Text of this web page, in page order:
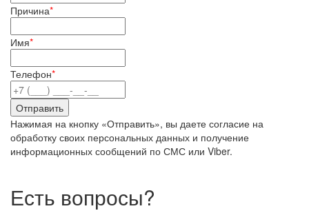
Причина*
Имя*
Телефон*
Нажимая на кнопку «Отправить», вы даете согласие на
обработку своих персональных данных и получение
информационных сообщений по СМС или Viber.
Есть вопросы?